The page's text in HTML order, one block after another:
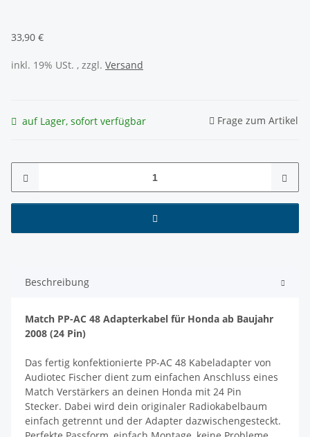
33,90 €
inkl. 19% USt. , zzgl. Versand
auf Lager, sofort verfügbar Frage zum Artikel
Beschreibung
Match PP-AC 48 Adapterkabel für Honda ab Baujahr
2008 (24 Pin)
Das fertig konfektionierte PP-AC 48 Kabeladapter von
Audiotec Fischer dient zum einfachen Anschluss eines
Match Verstärkers an deinen Honda mit 24 Pin
Stecker. Dabei wird dein originaler Radiokabelbaum
einfach getrennt und der Adapter dazwischengesteckt.